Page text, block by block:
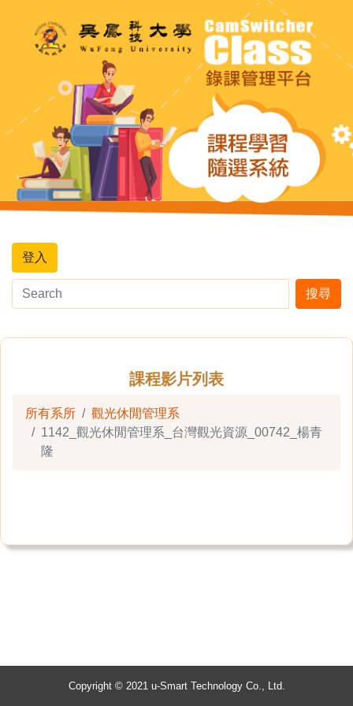
登入
搜尋
課程影片列表
所有系所
觀光休閒管理系
1142_觀光休閒管理系_台灣觀光資源_00742_楊青
隆
Copyright © 2021 u-Smart Technology Co., Ltd.